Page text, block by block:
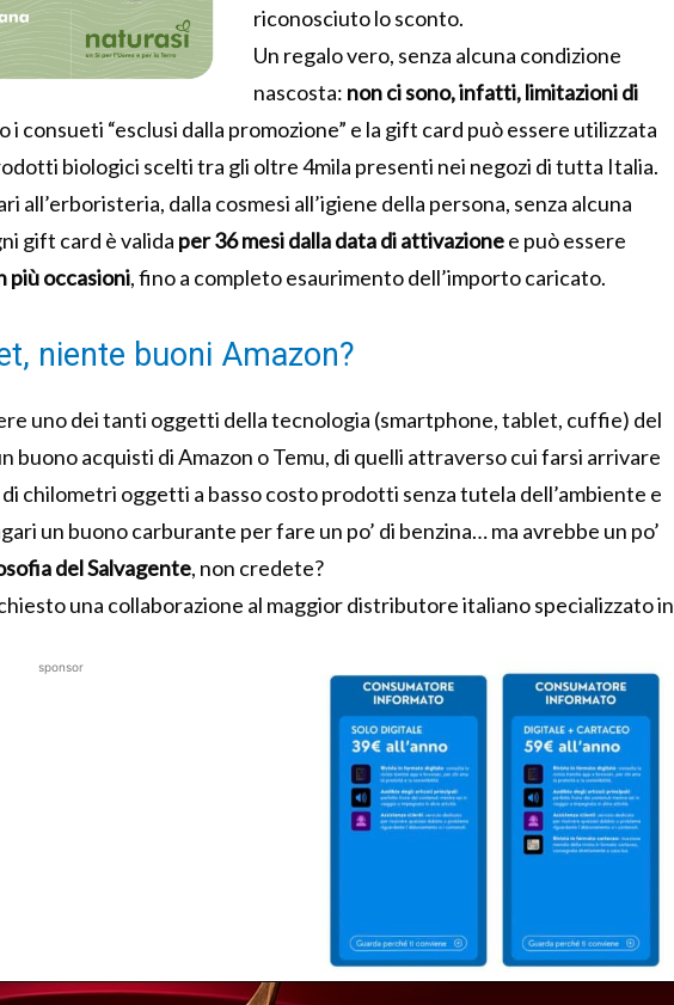
riconosciuto lo sconto.
Un regalo vero, senza alcuna condizione
nascosta: non ci sono, infatti, limitazioni di
i consueti “esclusi dalla promozione” e la gift card può essere utilizzata
biologici scelti tra gli oltre 4mila presenti nei negozi di tutta Italia.
all’erboristeria, dalla cosmesi all’igiene della persona, senza alcuna
gift card è valida per 36 mesi dalla data di attivazionee può essere
più occasioni, fino a completo esaurimento dell’importo caricato.
niente buoni Amazon?
uno dei tanti oggetti della tecnologia (smartphone, tablet, cuffie) del
buono acquisti di Amazon o Temu, di quelli attraverso cui farsi arrivare
di chilometri oggetti a basso costo prodotti senza tutela dell’ambiente e
un buono carburante per fare un po’ di benzina… ma avrebbe un po’
del Salvagente, non credete?
una collaborazione al maggior distributore italiano specializzato in
sponsor